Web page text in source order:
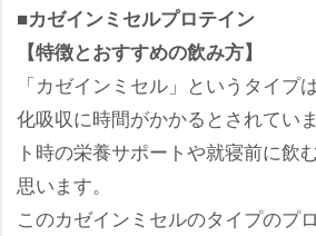
■カゼインミセルプロテイン
【特徴とおすすめの飲み方】
「カゼインミセル」というタイプ
化吸収に時間がかかるとされてい
ト時の栄養サポートや就寝前に飲
思います。
このカゼインミセルのタイプのプ